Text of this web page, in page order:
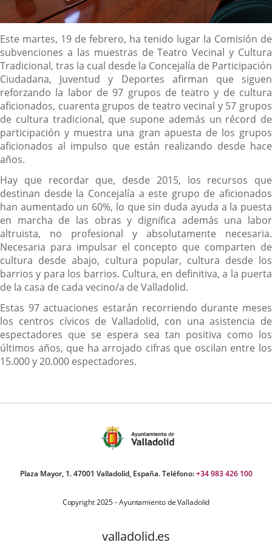
Descripción
Este martes, 19 de febrero, ha tenido lugar la Comisión de
subvenciones a las muestras de Teatro Vecinal y Cultura
Tradicional, tras la cual desde la Concejalía de Participación
Ciudadana, Juventud y Deportes afirman que siguen
reforzando la labor de 97 grupos de teatro y de cultura
aficionados, cuarenta grupos de teatro vecinal y 57 grupos
de cultura tradicional, que supone además un récord de
participación y muestra una gran apuesta de los grupos
aficionados al impulso que están realizando desde hace
años.
Hay que recordar que, desde 2015, los recursos que
destinan desde la Concejalía a este grupo de aficionados
han aumentado un 60%, lo que sin duda ayuda a la puesta
en marcha de las obras y dignifica además una labor
altruista, no profesional y absolutamente necesaria.
Necesaria para impulsar el concepto que comparten de
cultura desde abajo, cultura popular, cultura desde los
barrios y para los barrios. Cultura, en definitiva, a la puerta
de la casa de cada vecino/a de Valladolid.
Estas 97 actuaciones estarán recorriendo durante meses
los centros cívicos de Valladolid, con una asistencia de
espectadores que se espera sea tan positiva como los
últimos años, que ha arrojado cifras que oscilan entre los
15.000 y 20.000 espectadores.
Plaza Mayor, 1. 47001 Valladolid, España. Teléfono:+34 983 426 100
Copyright 2025 - Ayuntamiento de Valladolid
valladolid.es